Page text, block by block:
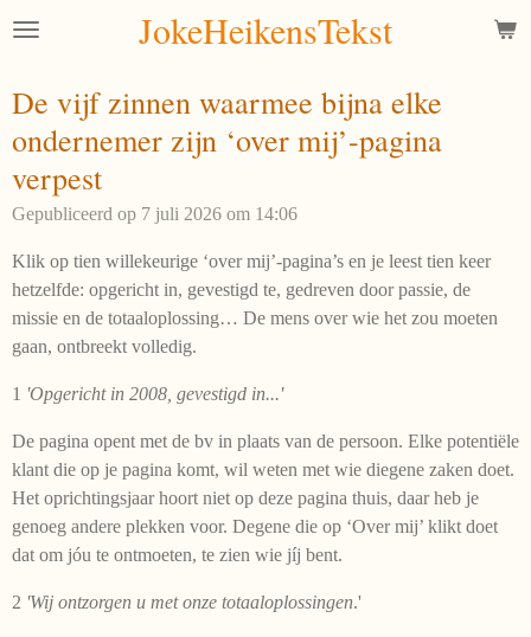
Ga
de
hoofdinhoud
JokeHeikensTekst
De vijf zinnen waarmee bijna elke
ondernemer zijn ‘over mij’-pagina
verpest
Gepubliceerd op 7 juli 2026 om 14:06
Klik op tien willekeurige ‘over mij’-pagina’s en je leest tien keer
hetzelfde: opgericht in, gevestigd te, gedreven door passie, de
missie en de totaaloplossing… De mens over wie het zou moeten
gaan, ontbreekt volledig.
1 'Opgericht in 2008, gevestigd in...'
De pagina opent met de bv in plaats van de persoon. Elke potentiële
klant die op je pagina komt, wil weten met wie diegene zaken doet.
Het oprichtingsjaar hoort niet op deze pagina thuis, daar heb je
genoeg andere plekken voor. Degene die op ‘Over mij’ klikt doet
dat om jóu te ontmoeten, te zien wie jíj bent.
2 'Wij ontzorgen u met onze totaaloplossingen.'